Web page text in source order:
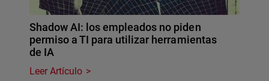
Shadow AI: los empleados no piden
permiso a TI para utilizar herramientas
de IA
Leer Artículo